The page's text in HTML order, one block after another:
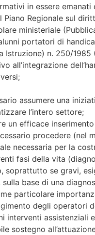
in essere emanati
Piano Regionale sul
ministeriale
portatori di
Istruzione) n. 250/
all’integrazione
assumere una
l’intero settore;
un efficace
procedere (nel
necessaria per la
fasi della vita
soprattutto se gravi,
base di una
particolare
degli operatori
interventi assistenziali
sostegno